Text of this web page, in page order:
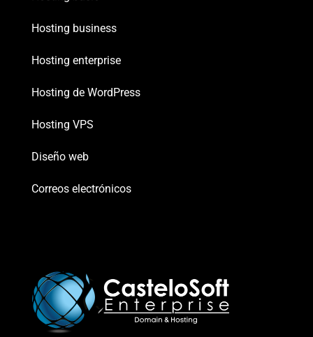
Hosting business
Hosting enterprise
Hosting de WordPress
Hosting VPS
Diseño web
Correos electrónicos